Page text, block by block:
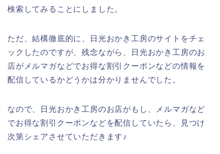
検索してみることにしました。
ただ、結構徹底的に、日光おかき工房のサイトをチェ
ックしたのですが、残念ながら、日光おかき工房のお
店がメルマガなどでお得な割引クーポンなどの情報を
配信しているかどうかは分かりませんでした。
なので、日光おかき工房のお店がもし、メルマガなど
でお得な割引クーポンなどを配信していたら、見つけ
次第シェアさせていただきます♪